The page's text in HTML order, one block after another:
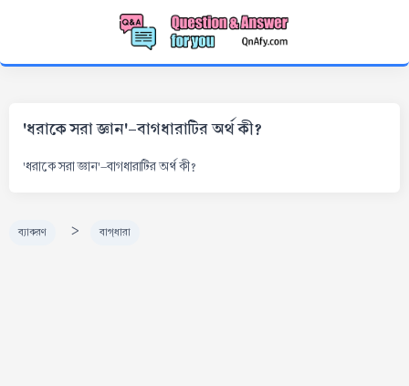
'ধরাকে সরা জ্ঞান'-বাগধারাটির অর্থ কী?
'ধরাকে সরা জ্ঞান'-বাগধারাটির অর্থ কী?
ব্যাকরণ > বাগ্‌ধারা